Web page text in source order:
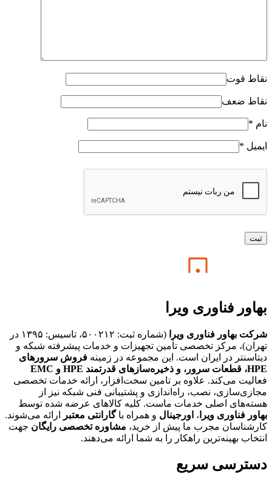
نقاط قوت
نقاط ضعف
نام *
ایمیل *
بهاور فناوری ویرا
شرکت بهاور فناوری ویرا
(شماره ثبت: ۵۰۰۲۱۲، تاسیس: ۱۳۹۵ در
تهران)، مرکز تخصصی تأمین تجهیزات و خدمات پیشرفته شبکه و
دیتاسنتر در ایران است. این مجموعه در زمینه فروش سرورهای
HPE، قطعات سرور، و ذخیره‌سازهای قدرتمند HPE و EMC
فعالیت می‌کند. علاوه بر تامین سخت‌افزار، ارائه خدمات تخصصی
مجازی‌سازی، نصب، راه‌اندازی و پشتیبانی فنی شبکه نیز از
هسته‌های اصلی خدمات ماست. کلیه کالاهای عرضه شده توسط
بهاور فناوری ویرا ، اورجینال و همراه باگارانتی معتبر
ارائه می‌شوند.
کارشناسان مجرب ما پیش از خرید، مشاوره تخصصی رایگان جهت
انتخاب بهینه‌ترین راهکار را به شما ارائه می‌دهند.
دسترسی سریع